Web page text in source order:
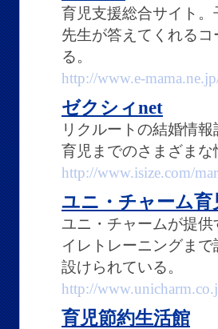
育児支援総合サイト
先生が答えてくれる
る。
http://www.e-
ゼクシィnet
リクルートの結婚情
育児までのさまざま
http://www.isize.com/
ユニ・チャーム育
ユニ・チャームが提
イレトレーニングま
設けられている。
http://
育児節約生活館